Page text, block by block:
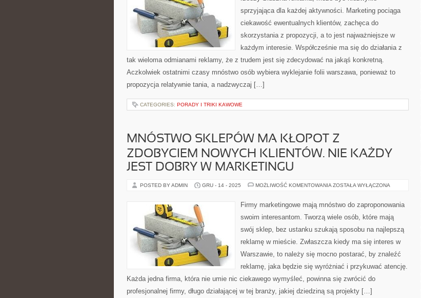
sprzyjająca dla każdej aktywności. Marketing pociąga
ciekawość ewentualnych klientów, zachęca do
skorzystania z propozycji, a to jest najważniejsze w
każdym interesie. Współcześnie ma się do działania z
tak wieloma odmianami reklamy, że z trudem jest się zdecydować na jakąś konkretną.
Aczkolwiek ostatnimi czasy mnóstwo osób wybiera wyklejanie folii warszawa, ponieważ to
propozycja relatywnie tania, a nadzwyczaj […]
CATEGORIES: PORADY I TRIKI KAWOWE
MNÓSTWO SKLEPÓW MA KŁOPOT Z
ZDOBYCIEM NOWYCH KLIENTÓW. NIE KAŻDY
JEST DOBRY W MARKETINGU
POSTED BY ADMIN GRU - 14 - 2025 MOŻLIWOŚĆ KOMENTOWANIA MNÓSTWO
KŁOPOT
Z
NOWYCH
NIE
JEST
DOBRY
W
MARKETINGU
ZOSTAŁA WYŁĄCZONA
Firmy marketingowe mają mnóstwo do zaproponowania
swoim interesantom. Tworzą wiele osób, które mają
swój sklep, bez ustanku szukają sposobu na najlepszą
reklamę w mieście. Zwłaszcza kiedy ma się interes w
Warszawie, to należy się mocno postarać, by znaleźć
reklamę, jaka będzie się wyróżniać i przykuwać atencję.
Każda jedna firma, która nie umie nic ciekawego wymyśleć, powinna się zwrócić do
profesjonalnej firmy, długo działającej w tej branży, jakiej dziedziną są projekty […]